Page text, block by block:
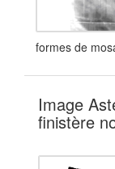
formes de
Image
finistère